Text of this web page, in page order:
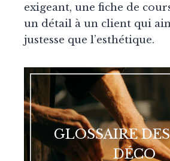
exigeant, une fiche de
un détail à un client qui
justesse que l’esthétique.
GLOSSAIRE
DÉCO